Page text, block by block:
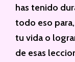
has tenido
todo eso
tu vida o
de esas